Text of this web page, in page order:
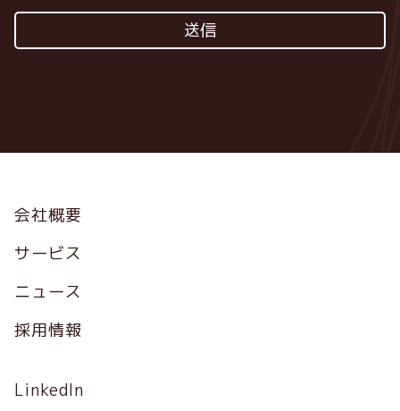
Footer
会社概要
サービス
ニュース
採用情報
Social
Profile
LinkedIn